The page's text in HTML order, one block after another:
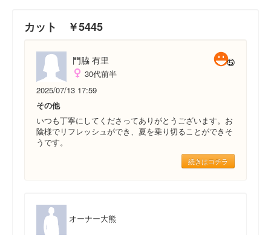
カット ￥5445
門脇 有里
30代前半
2025/07/13 17:59
その他
いつも丁寧にしてくださってありがとうございます。お
陰様でリフレッシュができ、夏を乗り切ることができそ
うです。
続きはコチラ
オーナー大熊